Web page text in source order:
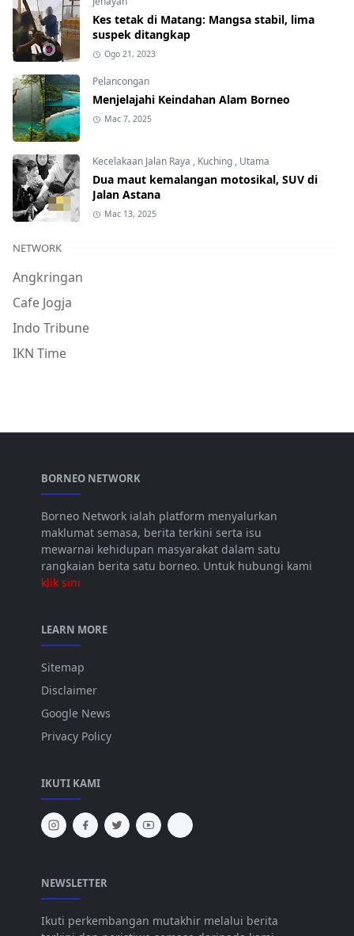
Kes tetak di Matang: Mangsa stabil, lima
suspek ditangkap
Ogo 21, 2023
Pelancongan
Menjelajahi Keindahan Alam Borneo
Mac 7, 2025
Kecelakaan Jalan Raya , Kuching, Utama
Dua maut kemalangan motosikal, SUV di
Jalan Astana
Mac 13, 2025
NETWORK
Angkringan
Cafe Jogja
Indo Tribune
IKN Time
BORNEO NETWORK
Borneo Network ialah platform menyalurkan
maklumat semasa, berita terkini serta isu
mewarnai kehidupan masyarakat dalam satu
rangkaian berita satu borneo. Untuk hubungi kami
klik sini
LEARN MORE
Sitemap
Disclaimer
Google News
Privacy Policy
IKUTI KAMI
NEWSLETTER
Ikuti perkembangan mutakhir melalui berita